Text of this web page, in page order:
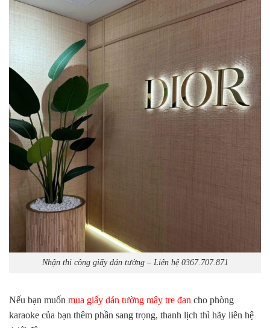
Nhận thi công giấy dán tường – Liên hệ0367.707.871
Nếu bạn muốn mua giấy dán tường mây tre đan cho phòng
karaoke của bạn thêm phần sang trọng, thanh lịch thì hãy liên hệ